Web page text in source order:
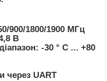
900/1800/1900 МГц
В
-30 ° C ... +80
через UART